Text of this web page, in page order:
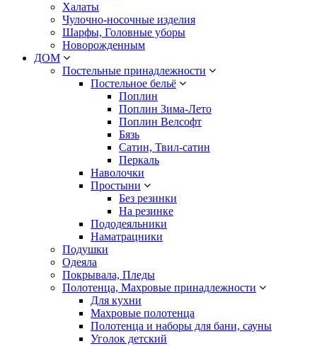
Халаты
Чулочно-носочные изделия
Шарфы, Головные уборы
Новорожденным
ДОМ
Постельные принадлежности
Постельное бельё
Поплин
Поплин Зима-Лето
Поплин Велсофт
Бязь
Сатин, Твил-сатин
Перкаль
Наволочки
Простыни
Без резинки
На резинке
Пододеяльники
Наматрацники
Подушки
Одеяла
Покрывала, Пледы
Полотенца, Махровые принадлежности
Для кухни
Махровые полотенца
Полотенца и наборы для бани, сауны
Уголок детский